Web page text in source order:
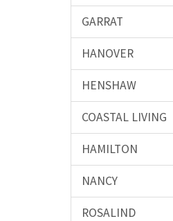
GARRAT
HANOVER
HENSHAW
COASTAL LIVING
HAMILTON
NANCY
ROSALIND